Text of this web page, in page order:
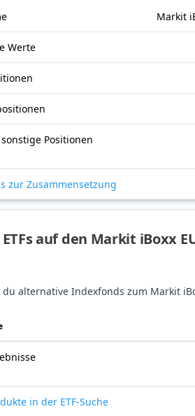
Markit
Werte
Positionen
zur Zusammensetzung
auf den Markit iBoxx
alternative Indexfonds zum Markit
in der ETF-Suche